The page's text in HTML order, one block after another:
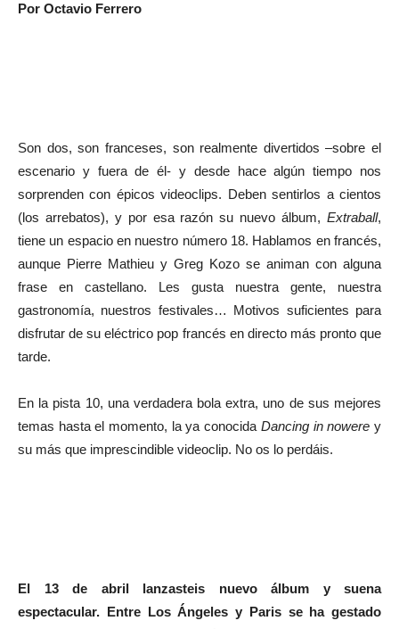
Por Octavio Ferrero
Son dos, son franceses, son realmente divertidos –sobre el
escenario y fuera de él- y desde hace algún tiempo nos
sorprenden con épicos videoclips. Deben sentirlos a cientos
(los arrebatos), y por esa razón su nuevo álbum, Extraball,
tiene un espacio en nuestro número 18. Hablamos en francés,
aunque Pierre Mathieu y Greg Kozo se animan con alguna
frase en castellano. Les gusta nuestra gente, nuestra
gastronomía, nuestros festivales… Motivos suficientes para
disfrutar de su eléctrico pop francés en directo más pronto que
tarde.
En la pista 10, una verdadera bola extra, uno de sus mejores
temas hasta el momento, la ya conocida Dancing in nowerey
su más que imprescindible videoclip. No os lo perdáis.
El 13 de abril lanzasteis nuevo álbum y suena
espectacular. Entre Los Ángeles y Paris se ha gestado